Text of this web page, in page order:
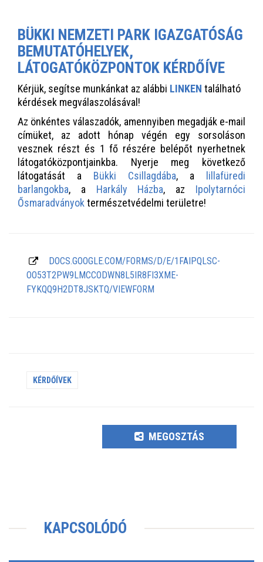
BÜKKI NEMZETI PARK IGAZGATÓSÁG
BEMUTATÓHELYEK,
LÁTOGATÓKÖZPONTOK KÉRDŐÍVE
Kérjük, segítse munkánkat az alábbi LINKEN található
kérdések megválaszolásával!
Az önkéntes válaszadók, amennyiben megadják e-mail
címüket, az adott hónap végén egy sorsoláson
vesznek részt és 1 fő részére belépőt nyerhetnek
látogatóközpontjainkba. Nyerje meg következő
látogatását a Bükki Csillagdába, a
lillafüredi
barlangokba, a Harkály Házba, az Ipolytarnóci
Ősmaradványok természetvédelmi területre!
DOCS.GOOGLE.COM/FORMS/D/E/1FAIPQLSC-
OO53T2PW9LMCCODWN8L5IR8FI3XME-
FYKQQ9H2DT8JSKTQ/VIEWFORM
KÉRDŐÍVEK
MEGOSZTÁS
KAPCSOLÓDÓ